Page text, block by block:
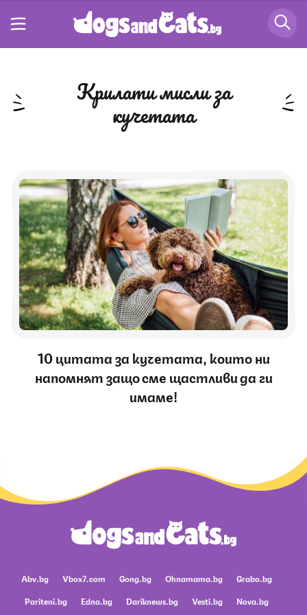
крилати мисли за
кучетата
10 цитата за кучетата, които ни
напомнят защо сме щастливи да ги
имаме!
Abv.bg Vbox7.com Gong.bg Ohnamama.bg
Grabo.bg
Pariteni.bg
Edna.bg Dariknews.bg Vesti.bg Nova.bg